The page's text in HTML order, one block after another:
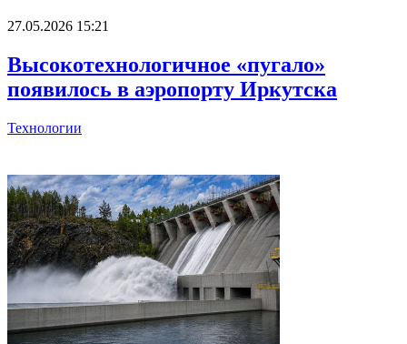
27.05.2026 15:21
Высокотехнологичное «пугало»
появилось в аэропорту Иркутска
Технологии